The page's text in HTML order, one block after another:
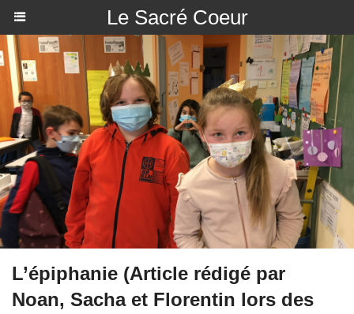
Le Sacré Coeur
L’épiphanie (Article rédigé par
Noan, Sacha et Florentin lors des